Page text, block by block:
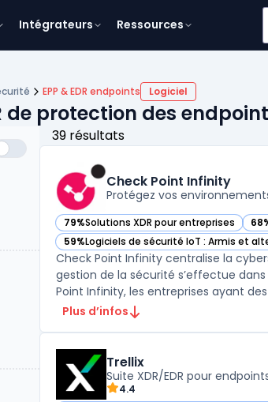
Intégrateurs Ressources
EPP & EDR endpoints Logiciel
de protection des
39 résultats
Check Point Infinity
Protégez vos
79%Solutions XDR pour entreprises
— voir Check Point Infinity dans cette —
59%Logiciels de sécurité IoT : Armis et
— voir Check Point Infinity dans cette
Check Point Infinity centralise la
gestion de la sécurité s’effectue
Point Infinity, les entreprises ayant
Plus d’infos
Trellix
Suite XDR/EDR pour
4.4